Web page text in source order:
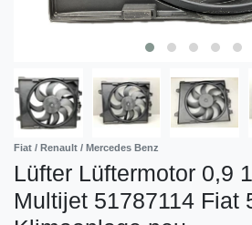
Fiat / Renault / Mercedes Benz
Lüfter Lüftermotor 0,9
Multijet 51787114 Fiat